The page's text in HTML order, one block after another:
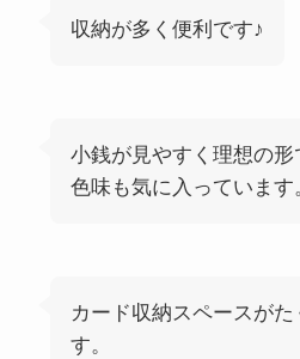
収納が多く便利です♪
小銭が見やすく理想の形
色味も気に入っています
カード収納スペースが
す。